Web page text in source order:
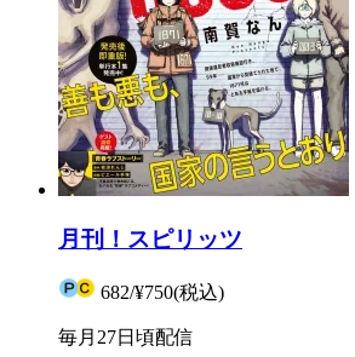
月刊！スピリッツ
682/¥750(税込)
毎月27日頃配信